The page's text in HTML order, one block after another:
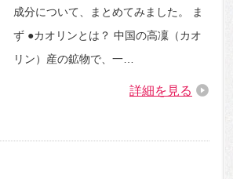
成分について、まとめてみました。 ま
ず ●カオリンとは？ 中国の高凜（カオ
リン）産の鉱物で、一…
詳細を見る